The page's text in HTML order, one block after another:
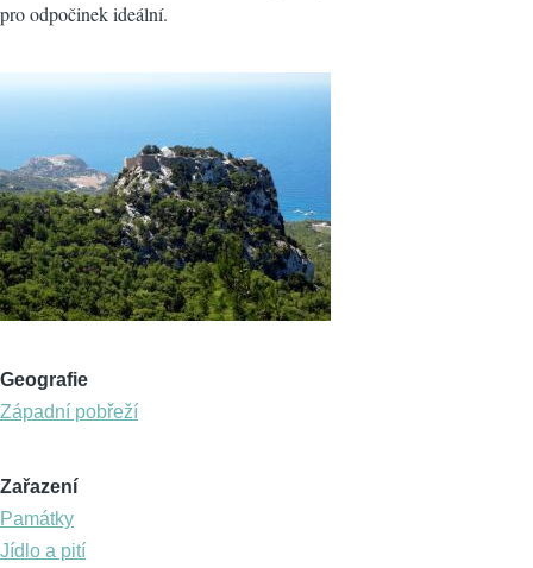
pro odpočinek ideální.
Geografie
Západní pobřeží
Zařazení
Památky
Jídlo a pití